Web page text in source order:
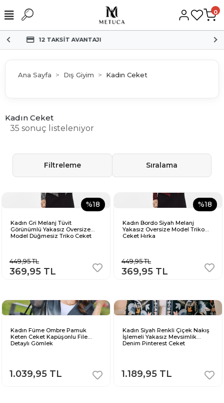
0
HIZLI KARGO
Ana Sayfa Dış Giyim Kadın Ceket
Kadın Ceket
35 sonuç listeleniyor
Filtreleme Sıralama
%18
Kadın Gri Melanj Tüvit
Görünümlü Yakasız Oversize
Model Düğmesiz Triko Ceket
449,95 TL
369,95 TL
%18
Kadın Bordo Siyah Melanj
Yakasız Oversize Model Triko
Ceket Hırka
449,95 TL
369,95 TL
Kadın Füme Ombre Pamuk
Keten Ceket Kapüşonlu File
Detaylı Gömlek
1.039,95 TL
Kadın Siyah Renkli Çiçek Nakış
İşlemeli Yakasız Mevsimlik
Denim Pinterest Ceket
1.189,95 TL